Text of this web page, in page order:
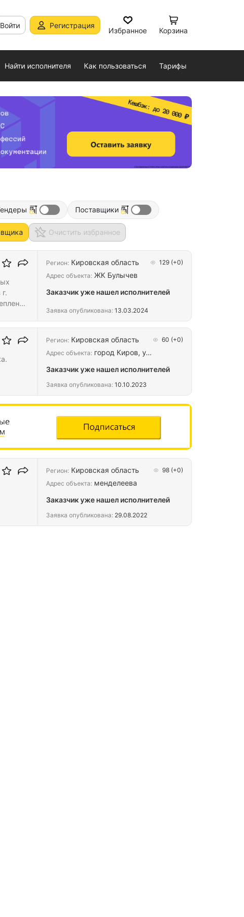
Войти Регистрация
Избранное Корзина
Найти исполнителя Как пользоваться Тарифы
Поставщики
Очистить избранное
Регион: Кировская область 129 (+0)
Адрес объекта: ЖК Булычев
Заказчик уже нашел исполнителей
Заявка опубликована: 13.03.2024
Регион: Кировская область 60 (+0)
Адрес объекта: город Киров, у…
Заказчик уже нашел исполнителей
Заявка опубликована: 10.10.2023
Регион: Кировская область 98 (+0)
Адрес объекта: менделеева
Заказчик уже нашел исполнителей
Заявка опубликована: 29.08.2022